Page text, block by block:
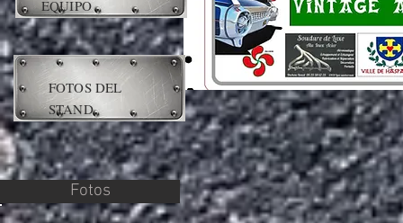
FOTOS DEL
STAND
EQUIPO
Fotos